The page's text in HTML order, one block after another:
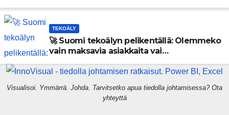
TEKOÄLY
🚀 Suomi tekoälyn pelikentällä: Olemmeko
vain maksavia asiakkaita vai
gigatehtaan?
Visualisoi. Ymmärrä. Johda. Tarvitsetko apua tiedolla johtamisessa? Ota
yhteyttä